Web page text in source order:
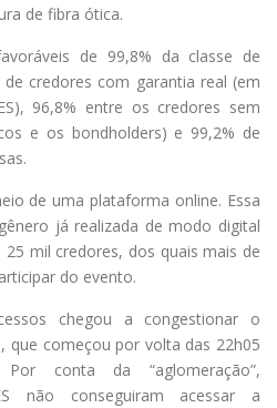
de fibra ótica.
de 99,8% da classe de
credores com garantia real (em
96,8% entre os credores sem
e os bondholders) e 99,2% de
de uma plataforma online. Essa
já realizada de modo digital
mil credores, dos quais mais de
do evento.
chegou a congestionar o
que começou por volta das 22h05
conta da “aglomeração”,
não conseguiram acessar a